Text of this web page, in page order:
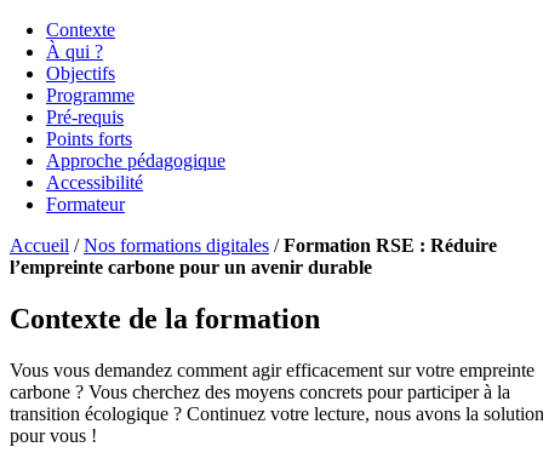
Contexte
À qui ?
Objectifs
Programme
Pré-requis
Points forts
Approche pédagogique
Accessibilité
Formateur
Accueil /Nos formations digitales /Formation RSE : Réduire
l’empreinte carbone pour un avenir durable
Contexte de la formation
Vous vous demandez comment agir efficacement sur votre empreinte
carbone ? Vous cherchez des moyens concrets pour participer à la
transition écologique ? Continuez votre lecture, nous avons la solution
pour vous !